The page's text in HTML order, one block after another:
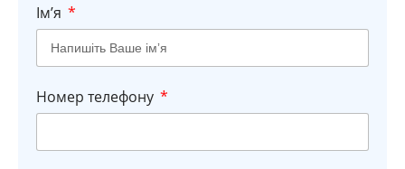
Імʼя
Номер телефону